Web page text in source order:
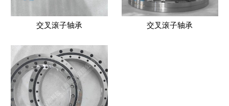
交叉滚子轴承 交叉滚子轴承